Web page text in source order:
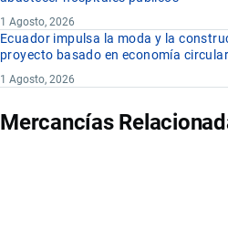
1 Agosto, 2026
Ecuador impulsa la moda y la
proyecto basado en economía
1 Agosto, 2026
Mercancías